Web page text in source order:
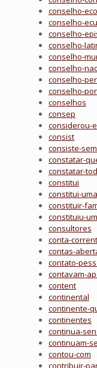
conselho-
conselho-
conselho-
conselho-
conselho-
conselho-
conselho-
conselho-
conselhos
consep
considerou-
consist
consiste-
constatar-
constatar-
constitui
constitui-uma
constituir-
constituiu-
consultores
conta-
contas-
contato-
contavam-
content
continental
continente-
continentes
continua-
continuam-
contou-com
contribuir-